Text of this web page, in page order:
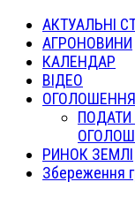
АКТУАЛЬНІ
АГРОНОВИНИ
КАЛЕНДАР
ВІДЕО
ОГОЛОШЕННЯ
РИНОК ЗЕМЛІ
Збереження